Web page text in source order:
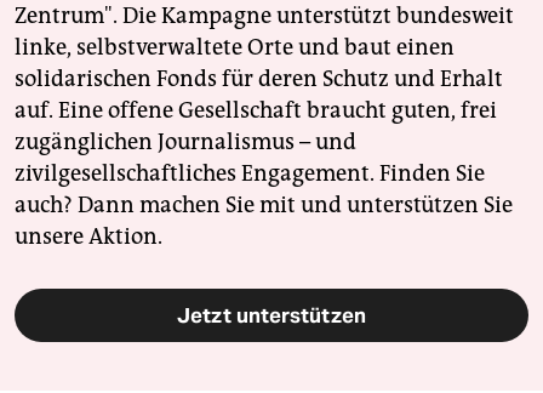
Zentrum". Die Kampagne unterstützt bundesweit
linke, selbstverwaltete Orte und baut einen
solidarischen Fonds für deren Schutz und Erhalt
auf. Eine offene Gesellschaft braucht guten, frei
zugänglichen Journalismus – und
zivilgesellschaftliches Engagement. Finden Sie
auch? Dann machen Sie mit und unterstützen Sie
unsere Aktion.
Jetzt unterstützen